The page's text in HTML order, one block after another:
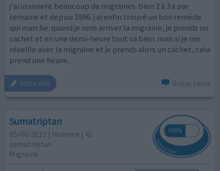
j'ai vraiment beaucoup de migraines. bien 2 à 3 x par
semaine et depuis 1996. j ai enfin trouvé un bon remède
qui marche. quand je sens arriver la migraine, je prends un
cachet et en une demi-heure tout va bien. mais si je me
réveille avec la migraine et je prends alors un cachet, cela
prend une heure.
votre avis 0 réactions
Sumatriptan
05/06/2011 | Homme | 41
sumatriptan
Migraine